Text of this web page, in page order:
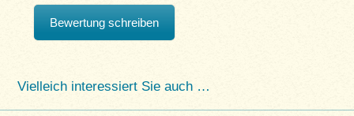
Bewertung schreiben
Vielleich interessiert Sie auch …